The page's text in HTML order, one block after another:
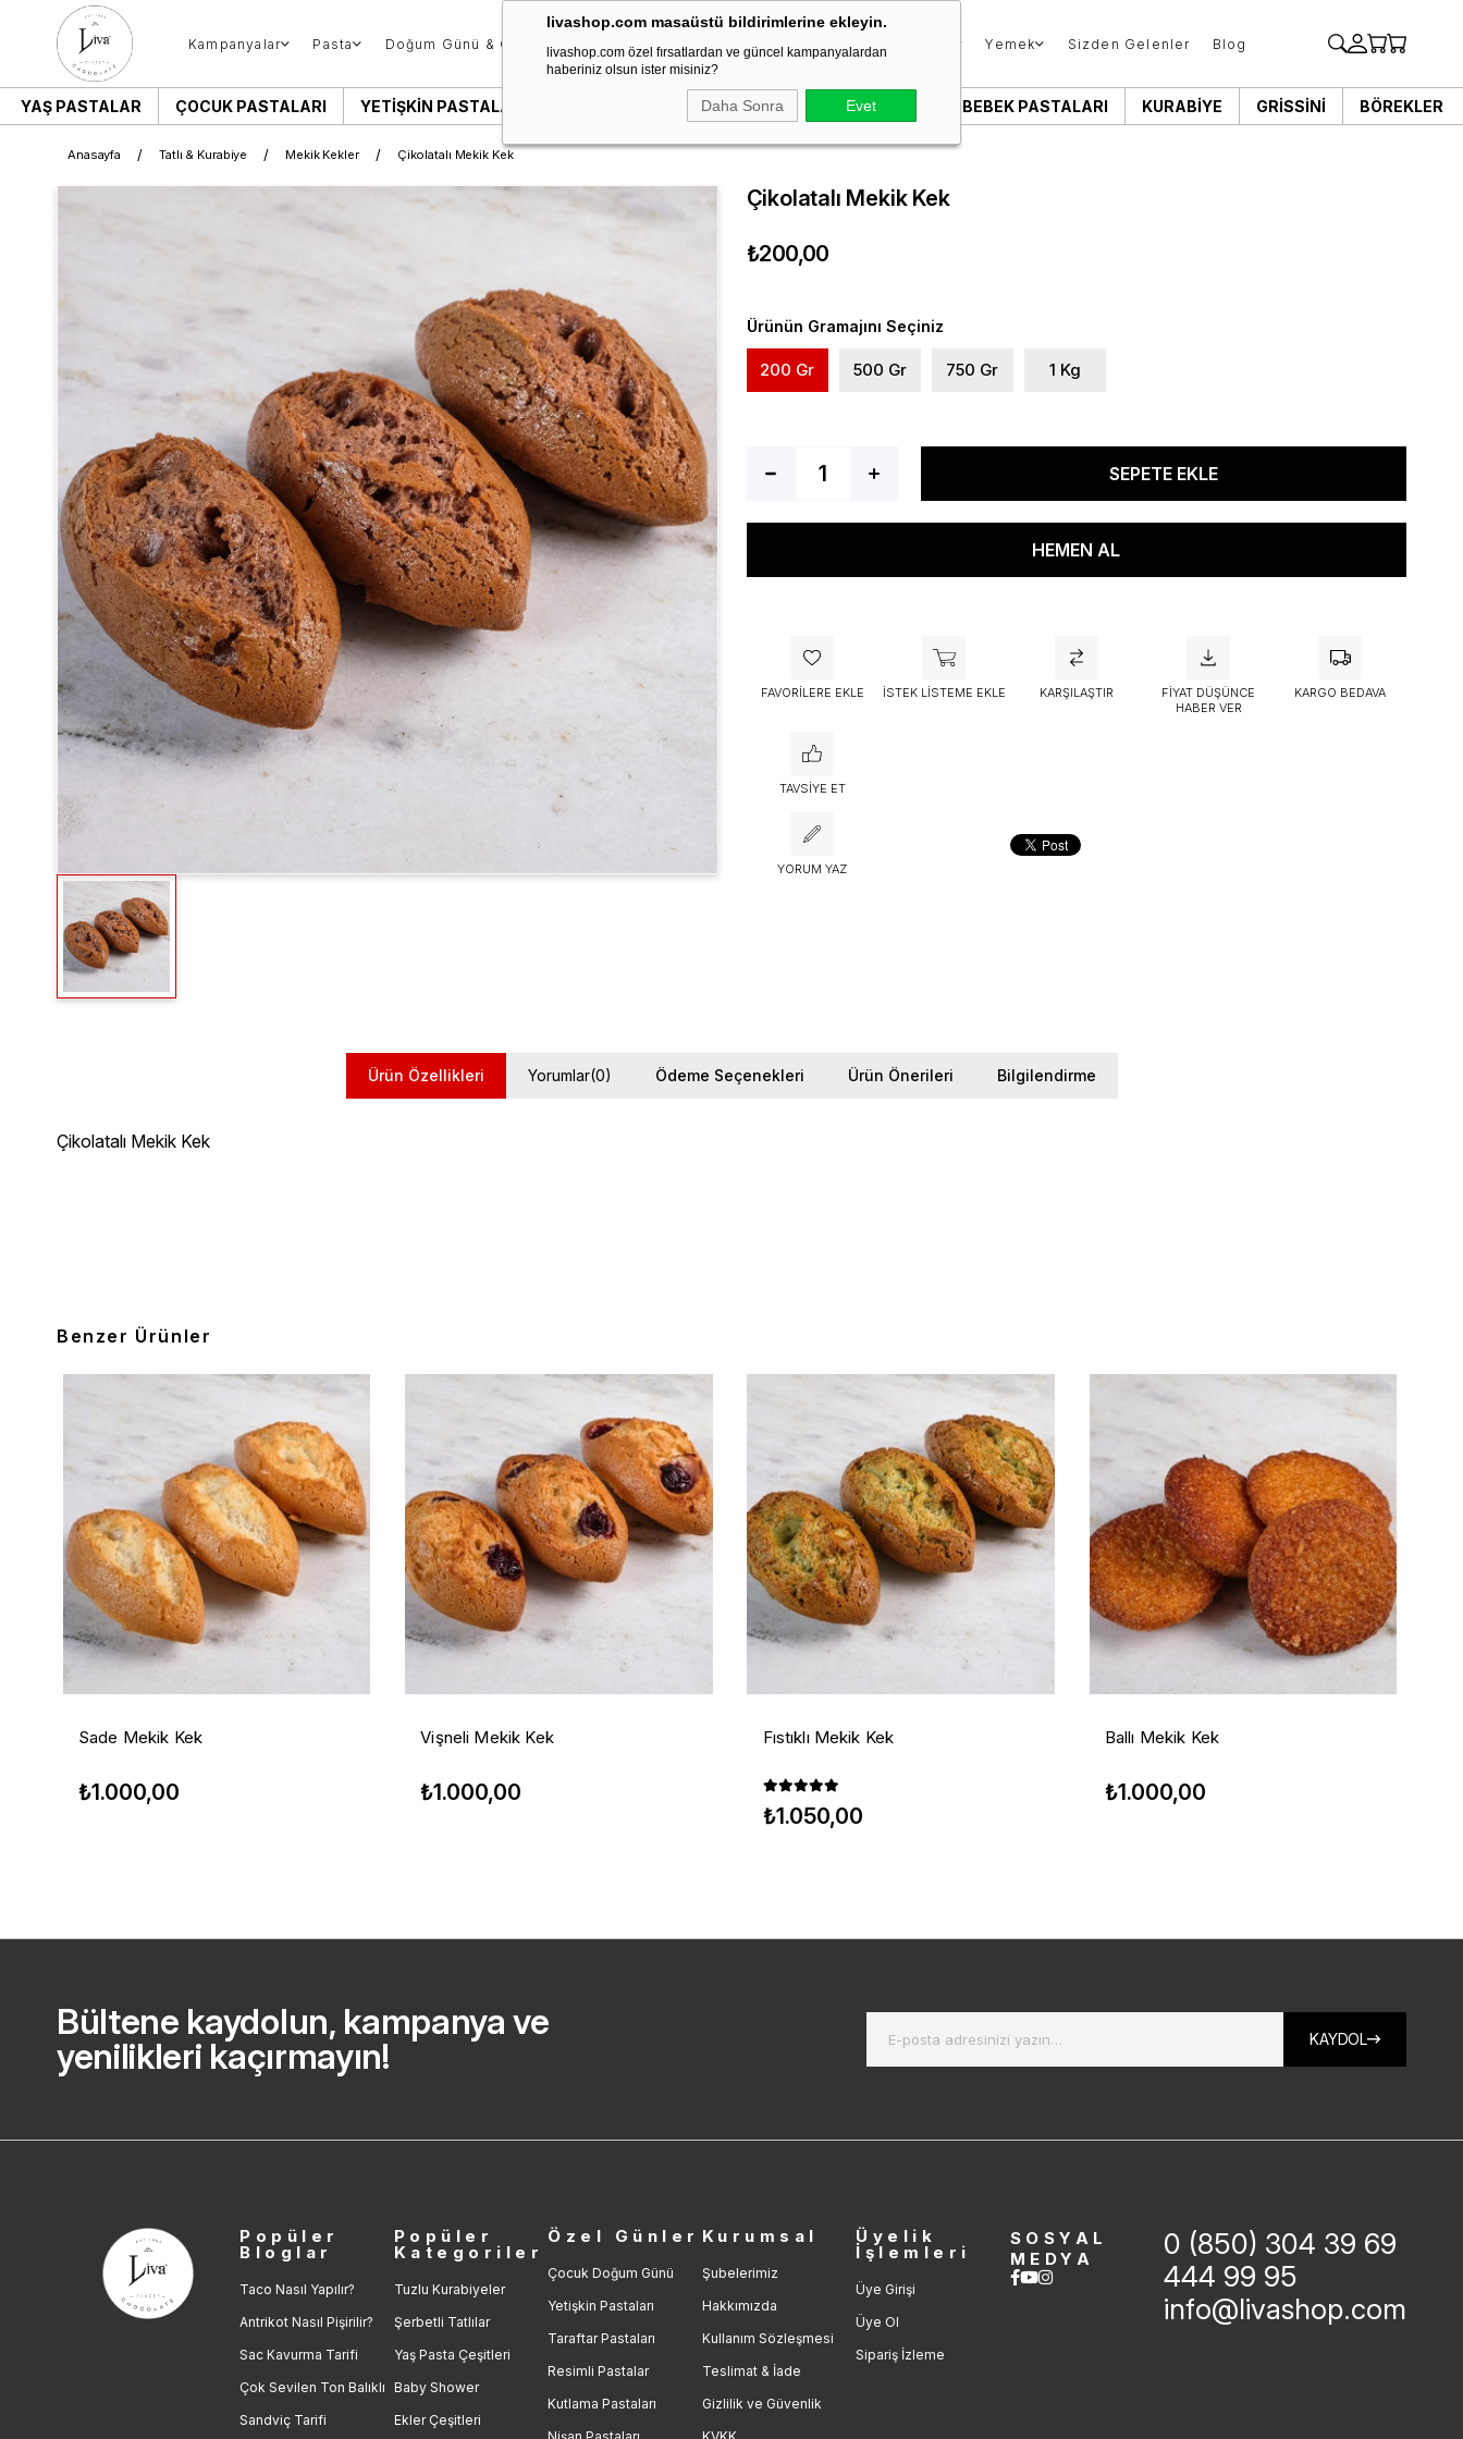
livashop.com masaüstü bildirimlerine ekleyin.
livashop.com özel fırsatlardan ve güncel kampanyalardan
haberiniz olsun ister misiniz?
Daha Sonra Evet
Kampanyalar Pasta Doğum Günü & Özel Gün Donut & Berliner Çikolata Tatlı & Kurabiye Yemek Sizden Gelenler Blog
YAŞ PASTALAR ÇOCUK PASTALARI YETIŞKIN PASTALARI SÖZ & NIŞAN PASTALARI BEBEK PASTALARI KURABIYE GRISSINI BÖREKLER
Anasayfa Tatlı & Kurabiye Mekik Kekler Çikolatalı Mekik Kek
Çikolatalı Mekik Kek
₺200,00
Ürünün Gramajını Seçiniz
200 Gr 500 Gr 750 Gr 1 Kg
FAVORILERE EKLE İSTEK LISTEME EKLE KARŞILAŞTIR
FIYAT DÜŞÜNCE
HABER VER
KARGO BEDAVA
TAVSIYE ET
YORUM YAZ
Ürün Özellikleri Yorumlar(0) Ödeme Seçenekleri Ürün Önerileri Bilgilendirme
Çikolatalı Mekik Kek
Benzer Ürünler
Sade Mekik Kek
₺1.000,00
Vişneli Mekik Kek
₺1.000,00
Fıstıklı Mekik Kek
₺1.050,00
Ballı Mekik Kek
₺1.000,00
Bültene kaydolun, kampanya ve
yenilikleri kaçırmayın!
KAYDOL
Popüler
Bloglar
Taco Nasıl Yapılır?
Antrikot Nasıl Pişirilir?
Sac Kavurma Tarifi
Çok Sevilen Ton Balıklı
Sandviç Tarifi
Popüler
Kategoriler
Tuzlu Kurabiyeler
Şerbetli Tatlılar
Yaş Pasta Çeşitleri
Baby Shower
Ekler Çeşitleri
Özel Günler
Çocuk Doğum Günü
Yetişkin Pastaları
Taraftar Pastaları
Resimli Pastalar
Kutlama Pastaları
Kurumsal
Şubelerimiz
Hakkımızda
Kullanım Sözleşmesi
Teslimat & İade
Gizlilik ve Güvenlik
Üyelik
İşlemleri
Üye Girişi
Üye Ol
Sipariş İzleme
SOSYAL
MEDYA
0 (850) 304 39 69
444 99 95
info@livashop.com